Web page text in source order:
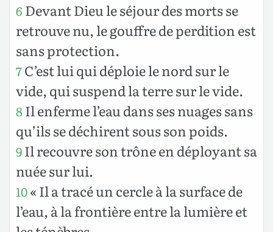
6 Devant Dieu le séjour des morts se
retrouve nu, le gouffre de perdition est
sans protection.
7C’est lui qui déploie le nord sur le
vide, qui suspend la terre sur le vide.
8Il enferme l’eau dans ses nuages sans
qu’ils se déchirent sous son poids.
9Il recouvre son trône en déployant sa
nuée sur lui.
10« Il a tracé un cercle à la surface de
l’eau, à la frontière entre la lumière et